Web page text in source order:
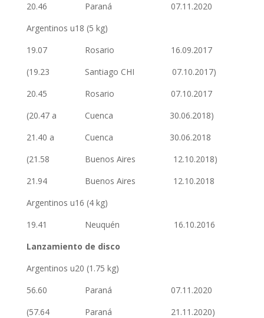
20.46 Paraná 07.11.2020
Argentinos u18 (5 kg)
19.07 Rosario 16.09.2017
(19.23 Santiago CHI 07.10.2017)
20.45 Rosario 07.10.2017
(20.47 a Cuenca 30.06.2018)
21.40 a Cuenca 30.06.2018
(21.58 Buenos Aires 12.10.2018)
21.94 Buenos Aires 12.10.2018
Argentinos u16 (4 kg)
19.41 Neuquén 16.10.2016
Lanzamiento de disco
Argentinos u20 (1.75 kg)
56.60 Paraná 07.11.2020
(57.64 Paraná 21.11.2020)